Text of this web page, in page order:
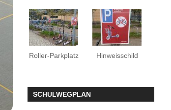
Roller-Parkplatz Hinweisschild
SCHULWEGPLAN